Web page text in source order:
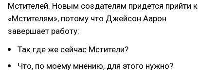
Мстителей. Новым создателям придется прийти к
«Мстителям», потому что Джейсон Аарон
завершает работу:
Так где же сейчас Мстители?
Что, по моему мнению, для этого нужно?